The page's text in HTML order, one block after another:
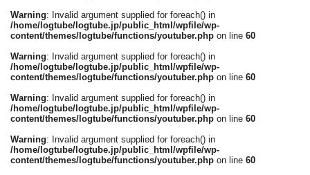
Warning: Invalid argument supplied for foreach() in
/home/logtube/logtube.jp/public_html/wpfile/wp-
content/themes/logtube/functions/youtuber.php on line 60
Warning: Invalid argument supplied for foreach() in
/home/logtube/logtube.jp/public_html/wpfile/wp-
content/themes/logtube/functions/youtuber.php on line 60
Warning: Invalid argument supplied for foreach() in
/home/logtube/logtube.jp/public_html/wpfile/wp-
content/themes/logtube/functions/youtuber.php on line 60
Warning: Invalid argument supplied for foreach() in
/home/logtube/logtube.jp/public_html/wpfile/wp-
content/themes/logtube/functions/youtuber.php on line 60